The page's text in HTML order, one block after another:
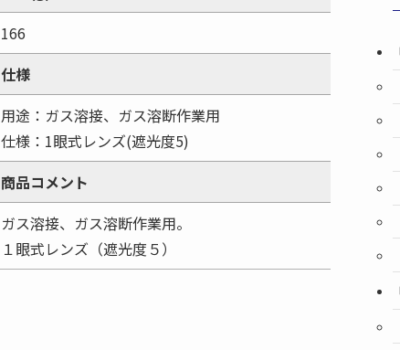
166
仕様
用途：ガス溶接、ガス溶断作業用
仕様：1眼式レンズ(遮光度5)
商品コメント
ガス溶接、ガス溶断作業用。
１眼式レンズ（遮光度５）